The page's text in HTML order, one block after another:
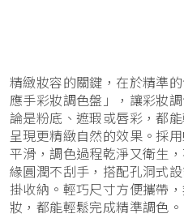
精緻妝容的關鍵，在於精準
應手彩妝調色盤」，讓彩妝
論是粉底、遮瑕或唇彩，都
呈現更精緻自然的效果。採
平滑，調色過程乾淨又衛生
緣圓潤不刮手，搭配孔洞式
掛收納。輕巧尺寸方便攜帶
妝，都能輕鬆完成精準調色。